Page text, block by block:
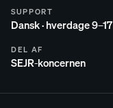
SUPPORT
Dansk · hverdage 9–17
DEL AF
SEJR-koncernen